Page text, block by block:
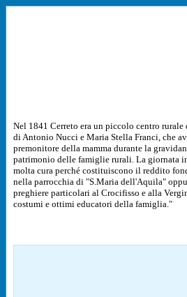
Nel 1841 Cerreto era un piccolo centro
di Antonio Nucci e Maria Stella Franci, che
premonitore della mamma durante la
patrimonio delle famiglie rurali. La giornata
molta cura perché costituiscono il reddito
nella parrocchia di "S.Maria dell'Aquila"
preghiere particolari al Crocifisso e alla
costumi e ottimi educatori della famiglia."